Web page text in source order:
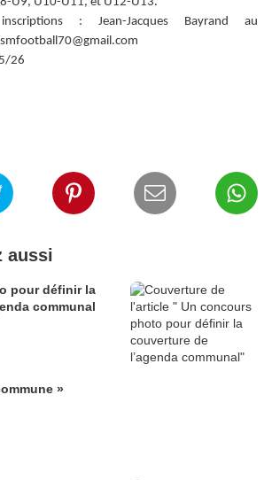
: Jean-Jacques Bayrand au
26
aussi
pour définir la
communal
»